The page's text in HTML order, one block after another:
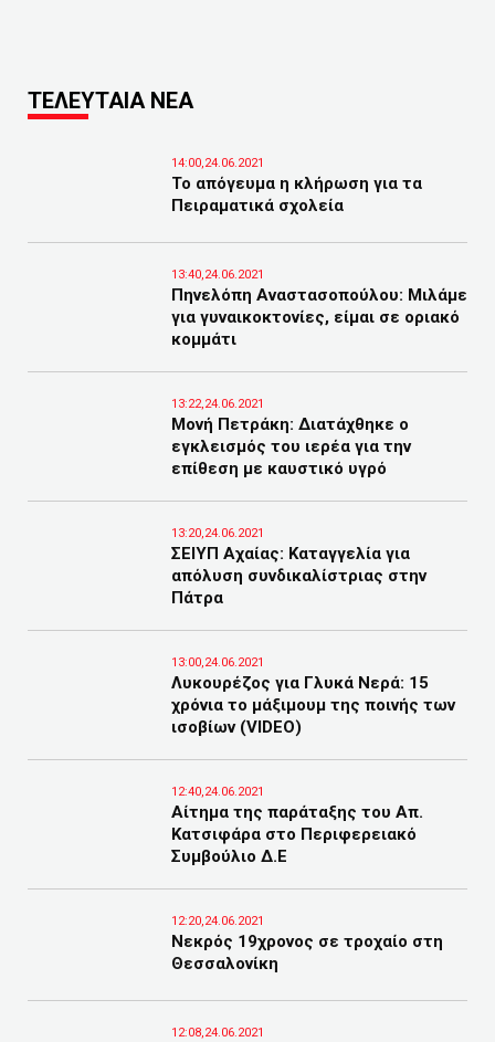
ΤΕΛΕΥΤΑΙΑ ΝΕΑ
14:00,24.06.2021
Το απόγευμα η κλήρωση για τα
Πειραματικά σχολεία
13:40,24.06.2021
Πηνελόπη Αναστασοπούλου: Μιλάμε
για γυναικοκτονίες, είμαι σε οριακό
κομμάτι
13:22,24.06.2021
Μονή Πετράκη: Διατάχθηκε ο
εγκλεισμός του ιερέα για την
επίθεση με καυστικό υγρό
13:20,24.06.2021
ΣΕΙΥΠ Αχαίας: Καταγγελία για
απόλυση συνδικαλίστριας στην
Πάτρα
13:00,24.06.2021
Λυκουρέζος για Γλυκά Νερά: 15
χρόνια το μάξιμουμ της ποινής των
ισοβίων (VIDEO)
12:40,24.06.2021
Αίτημα της παράταξης του Απ.
Κατσιφάρα στο Περιφερειακό
Συμβούλιο Δ.Ε
12:20,24.06.2021
Νεκρός 19χρονος σε τροχαίο στη
Θεσσαλονίκη
12:08,24.06.2021